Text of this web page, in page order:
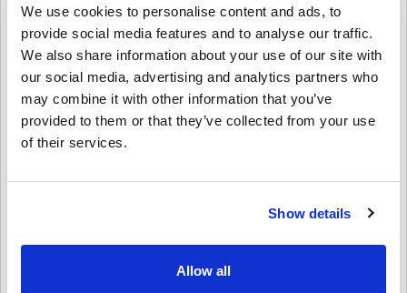
We use cookies to personalise content and ads, to
provide social media features and to analyse our traffic.
We also share information about your use of our site with
our social media, advertising and analytics partners who
may combine it with other information that you’ve
provided to them or that they’ve collected from your use
of their services.
Show details
Allow all
Scegliere il regalo perfetto può essere difficile, ma con una Gift
Card Nintendo eShop non puoi sbagliare! I tuoi amici potranno
scegliere tra un'ampia varietà di giochi, DLC e contenuti di gioco
per i loro giochi Nintendo Switch e Wii U preferiti.
Con una carta regalo Nintendo eShop, i tuoi amici possono ricevere
gli ultimi giochi e componenti aggiuntivi non appena vengono
rilasciati. Potranno inoltre usufruire di
sui giochi
digitali. Che gli piaccia